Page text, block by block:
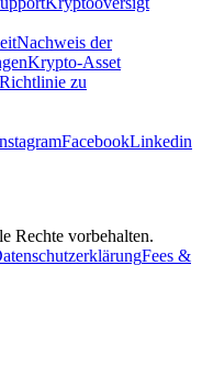
Nachweis der
Krypto-Asset
Richtlinie zu
FacebookLinkedin
Rechte vorbehalten.
Fees &